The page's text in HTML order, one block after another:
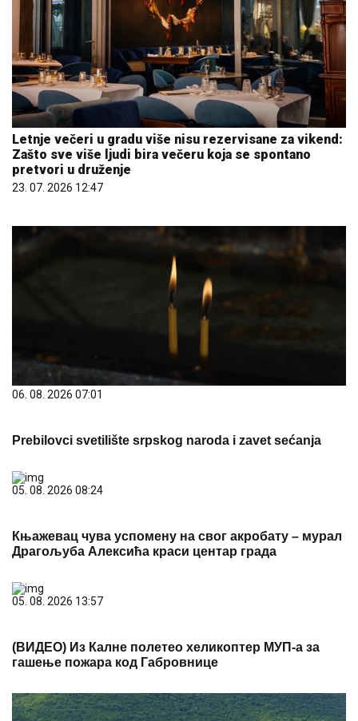
Letnje večeri u gradu više nisu rezervisane za vikend:
Zašto sve više ljudi bira večeru koja se spontano
pretvori u druženje
23. 07. 2026 12:47
06. 08. 2026 07:01
Prebilovci svetilište srpskog naroda i zavet sećanja
05. 08. 2026 08:24
Књажевац чува успомену на свог акробату – мурал
Драгoљуба Алексића краси центар града
05. 08. 2026 13:57
(ВИДЕО) Из Калне полетео хеликоптер МУП-а за
гашење пожара код Габровнице